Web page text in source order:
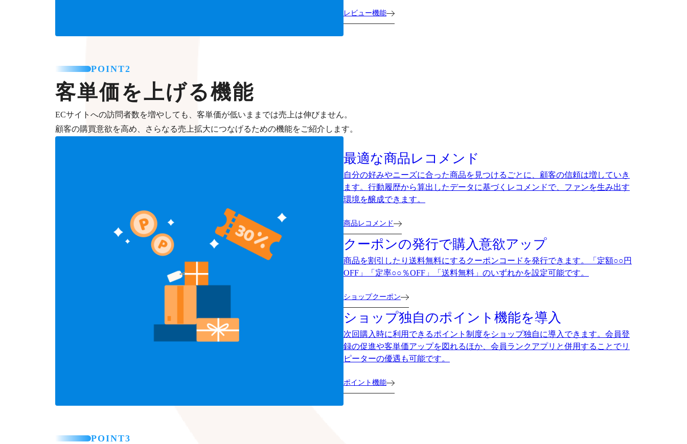
レビュー機能
POINT2
客単価を上げる機能
ECサイトへの訪問者数を増やしても、客単価が低いままでは売上は伸びません。
顧客の購買意欲を高め、さらなる売上拡大につなげるための機能をご紹介します。
最適な商品レコメンド
自分の好みやニーズに合った商品を見つけるごとに、顧客の信頼は増していき
ます。行動履歴から算出したデータに基づくレコメンドで、ファンを生み出す
環境を醸成できます。
商品レコメンド
クーポンの発行で購入意欲アップ
商品を割引したり送料無料にするクーポンコードを発行できます。「定額○○円
OFF」「定率○○％OFF」「送料無料」のいずれかを設定可能です。
ショップクーポン
ショップ独自のポイント機能を導入
次回購入時に利用できるポイント制度をショップ独自に導入できます。会員登
録の促進や客単価アップを図れるほか、会員ランクアプリと併用することでリ
ピーターの優遇も可能です。
ポイント機能
POINT3